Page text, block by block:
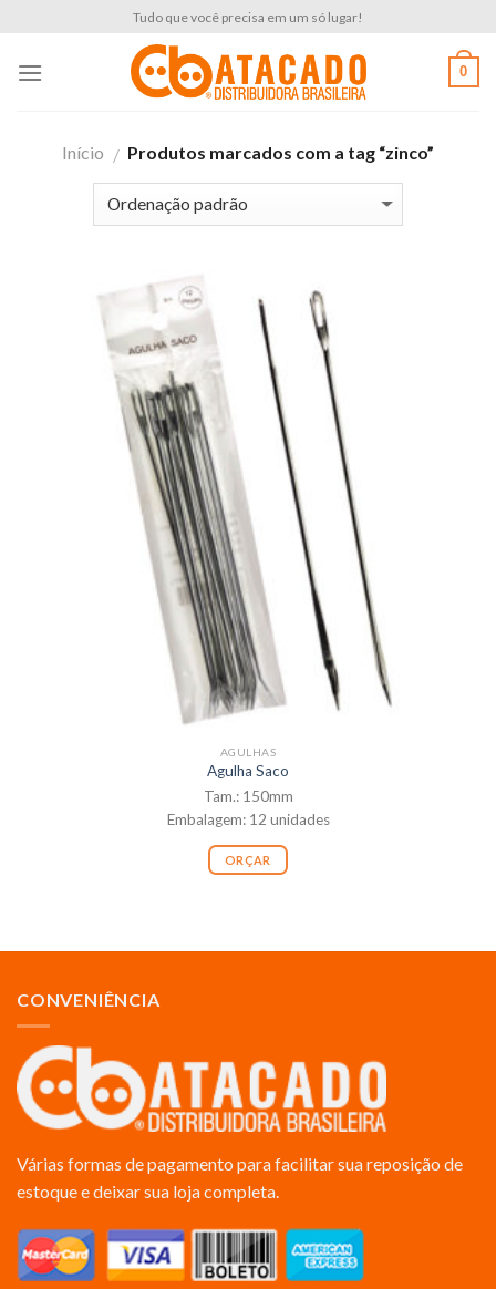
content
Tudo que você precisa em um só lugar!
0
Início / Produtos marcados com a tag “zinco”
AGULHAS
Agulha Saco
Tam.: 150mm
Embalagem: 12 unidades
ORÇAR
CONVENIÊNCIA
Várias formas de pagamento para facilitar sua reposição de
estoque e deixar sua loja completa.